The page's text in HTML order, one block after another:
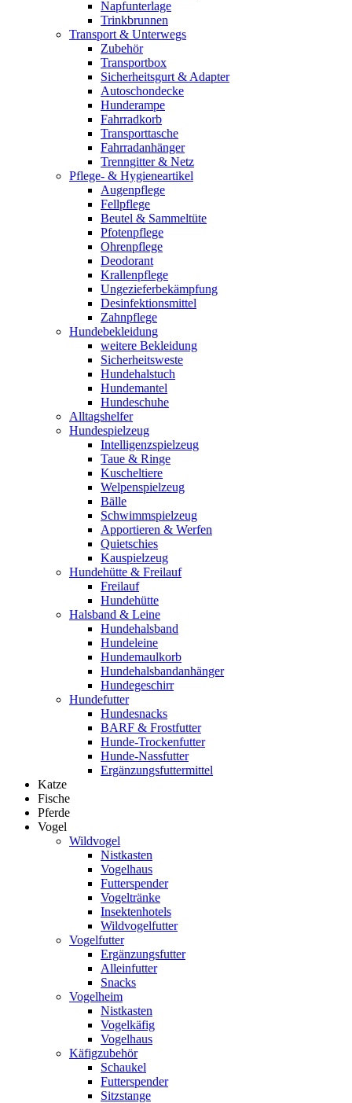
Napfunterlage
Trinkbrunnen
Transport & Unterwegs
Zubehör
Transportbox
Sicherheitsgurt & Adapter
Autoschondecke
Hunderampe
Fahrradkorb
Transporttasche
Fahrradanhänger
Trenngitter & Netz
Pflege- & Hygieneartikel
Augenpflege
Fellpflege
Beutel & Sammeltüte
Pfotenpflege
Ohrenpflege
Deodorant
Krallenpflege
Ungezieferbekämpfung
Desinfektionsmittel
Zahnpflege
Hundebekleidung
weitere Bekleidung
Sicherheitsweste
Hundehalstuch
Hundemantel
Hundeschuhe
Alltagshelfer
Hundespielzeug
Intelligenzspielzeug
Taue & Ringe
Kuscheltiere
Welpenspielzeug
Bälle
Schwimmspielzeug
Apportieren & Werfen
Quietschies
Kauspielzeug
Hundehütte & Freilauf
Freilauf
Hundehütte
Halsband & Leine
Hundehalsband
Hundeleine
Hundemaulkorb
Hundehalsbandanhänger
Hundegeschirr
Hundefutter
Hundesnacks
BARF & Frostfutter
Hunde-Trockenfutter
Hunde-Nassfutter
Ergänzungsfuttermittel
Katze
Fische
Pferde
Vogel
Wildvogel
Nistkasten
Vogelhaus
Futterspender
Vogeltränke
Insektenhotels
Wildvogelfutter
Vogelfutter
Ergänzungsfutter
Alleinfutter
Snacks
Vogelheim
Nistkasten
Vogelkäfig
Vogelhaus
Käfigzubehör
Schaukel
Futterspender
Sitzstange